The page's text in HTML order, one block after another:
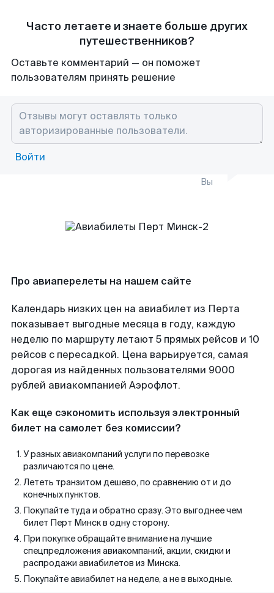
Часто летаете и знаете больше других
путешественников?
Оставьте комментарий — он поможет
пользователям принять решение
Войти
Вы
Про авиаперелеты на нашем сайте
Календарь низких цен на авиабилет из Перта
показывает выгодные месяца в году, каждую
неделю по маршруту летают 5 прямых рейсов и 10
рейсов с пересадкой. Цена варьируется, самая
дорогая из найденных пользователями 9000
рублей авиакомпанией Аэрофлот.
Как еще сэкономить используя электронный
билет на самолет без комиссии?
У разных авиакомпаний услуги по перевозке
различаются по цене.
Лететь транзитом дешево, по сравнению от и до
конечных пунктов.
Покупайте туда и обратно сразу. Это выгоднее чем
билет Перт Минск в одну сторону.
При покупке обращайте внимание на лучшие
спецпредложения авиакомпаний, акции, скидки и
распродажи авиабилетов из Минска.
Покупайте авиабилет на неделе, а не в выходные.